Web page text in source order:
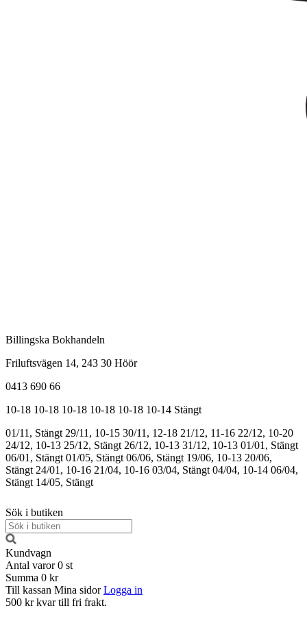
Billingska Bokhandeln
Friluftsvägen 14, 243 30 Höör
0413 690 66
10-18 10-18 10-18 10-18 10-18 10-14 Stängt
01/11, Stängt 29/11, 10-15 30/11, 12-18 21/12, 11-16 22/12, 10-20
24/12, 10-13 25/12, Stängt 26/12, 10-13 31/12, 10-13 01/01, Stängt
06/01, Stängt 01/05, Stängt 06/06, Stängt 19/06, 10-13 20/06,
Stängt 24/01, 10-16 21/04, 10-16 03/04, Stängt 04/04, 10-14 06/04,
Stängt 14/05, Stängt
Sök i butiken
Kundvagn
Antal varor 0 st
Summa 0 kr
Till kassan Mina sidor Logga in
500 kr kvar till fri frakt.